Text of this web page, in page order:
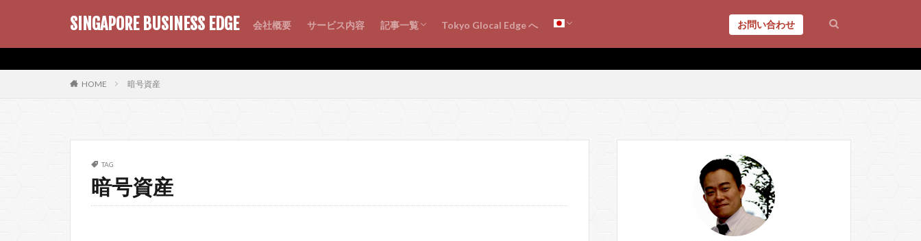
SINGAPORE BUSINESS EDGE 会社概要 サービス内容 記事一覧 Tokyo Glocal Edge へ お問い合わせ
HOME 暗号資産
TAG
暗号資産